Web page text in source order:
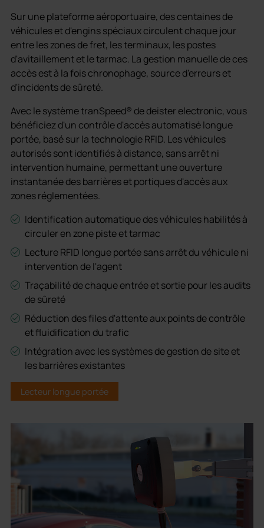
Sur une plateforme aéroportuaire, des centaines de
véhicules et d'engins spéciaux circulent chaque jour
entre les zones de fret, les terminaux, les postes
d'avitaillement et le tarmac. La gestion manuelle de ces
accès est à la fois chronophage, source d'erreurs et
d'incidents de sûreté.
Avec le système tranSpeed® de deister electronic, vous
bénéficiez d'un contrôle d'accès automatisé longue
portée, basé sur la technologie RFID. Les véhicules
autorisés sont identifiés à distance, sans arrêt ni
intervention humaine, permettant une ouverture
instantanée des barrières et portiques d'accès aux
zones réglementées.
Identification automatique des véhicules habilités à
circuler en zone piste et tarmac
Lecture RFID longue portée sans arrêt du véhicule ni
intervention de l'agent
Traçabilité de chaque entrée et sortie pour les audits
de sûreté
Réduction des files d'attente aux points de contrôle
et fluidification du trafic
Intégration avec les systèmes de gestion de site et
les barrières existantes
Lecteur longue portée